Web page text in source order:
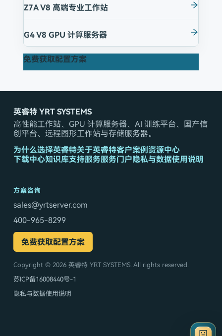
Z7A V8 高端专业工作站
G4 V8 GPU 计算服务器
免费获取配置方案
英睿特 YRT SYSTEMS
高性能工作站、GPU 计算服务器、AI 训练平台、国产信
创平台、远程图形工作站与存储服务器。
为什么选择英睿特关于英睿特客户案例资源中心
下载中心知识库支持服务服务门户隐私与数据使用说明
方案咨询
sales@yrtserver.com
400-965-8299
免费获取配置方案
Copyright © 2026 英睿特 YRT SYSTEMS. All rights reserved.
苏ICP备16008440号-1
隐私与数据使用说明